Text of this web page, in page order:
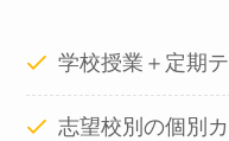
学校授業＋定期
志望校別の個別